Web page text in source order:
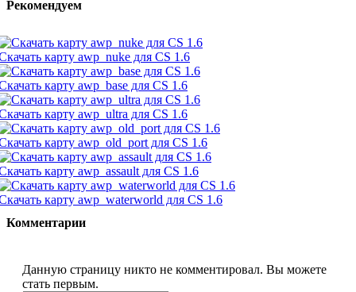
Рекомендуем
карту awp_nuke для CS 1.6
карту awp_base для CS 1.6
карту awp_ultra для CS 1.6
карту awp_old_port для CS 1.6
карту awp_assault для CS 1.6
карту awp_waterworld для CS 1.6
Комментарии
Данную страницу никто не комментировал. Вы можете
стать первым.